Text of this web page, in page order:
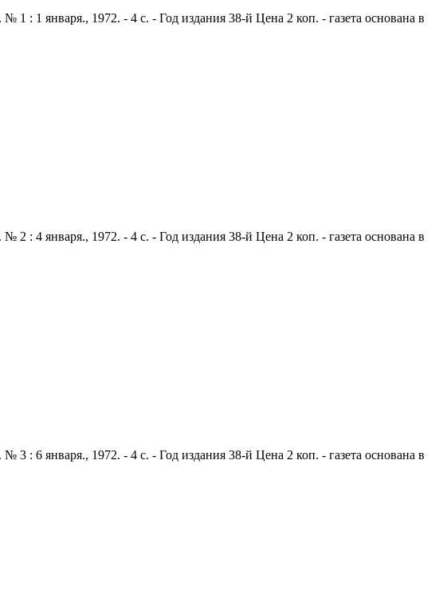
: 1 января., 1972. - 4 с. - Год издания 38-й Цена 2 коп. - газета основана в
: 4 января., 1972. - 4 с. - Год издания 38-й Цена 2 коп. - газета основана в
: 6 января., 1972. - 4 с. - Год издания 38-й Цена 2 коп. - газета основана в